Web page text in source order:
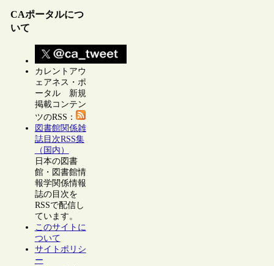
CAポータルにつ
いて
カレントアウ
ェアネス・ポ
ータル 新規
掲載コンテン
ツのRSS：
図書館関係雑
誌目次RSS集
（国内）
日本の図書
館・図書館情
報学関係情報
誌の目次を
RSSで配信し
ています。
このサイトに
ついて
サイトポリシ
ー